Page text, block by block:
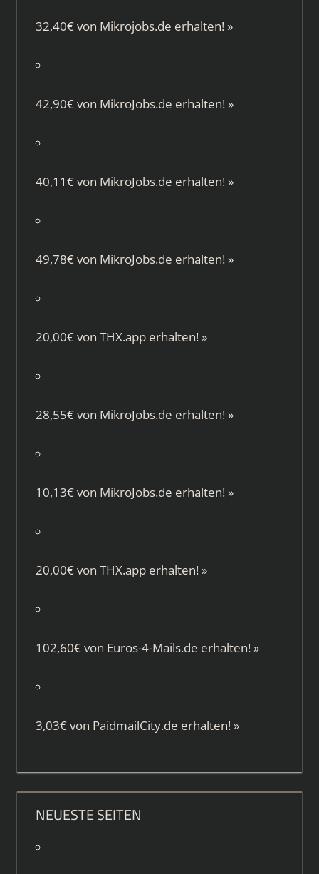
32,40€ von Mikrojobs.de erhalten! »
42,90€ von MikroJobs.de erhalten! »
40,11€ von MikroJobs.de erhalten! »
49,78€ von MikroJobs.de erhalten! »
20,00€ von THX.apperhalten! »
28,55€ von MikroJobs.de erhalten! »
10,13€ von MikroJobs.de erhalten! »
20,00€ von THX.apperhalten! »
102,60€ von Euros-4-Mails.de erhalten! »
3,03€ von PaidmailCity.de erhalten! »
NEUESTE SEITEN